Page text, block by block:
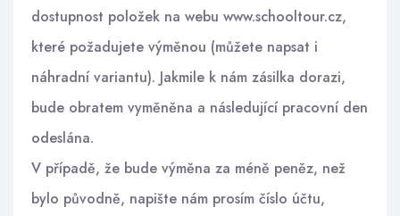
dostupnost položek na webu www.schooltour.cz,
které požadujete výměnou (můžete napsat i
náhradní variantu). Jakmile k nám zásilka dorazi,
bude obratem vyměněna a následující pracovní den
odeslána.
V případě, že bude výměna za méně peněz, než
bylo původně, napište nám prosím číslo účtu,